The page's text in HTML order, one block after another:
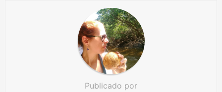
Publicado por